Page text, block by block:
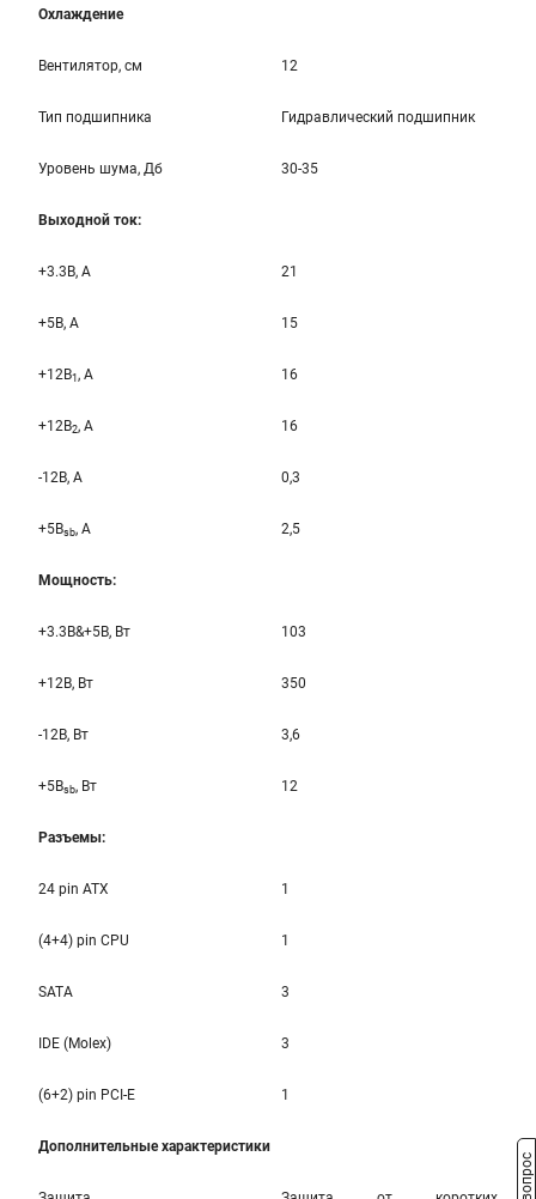
Охлаждение
Вентилятор, см 12
Тип подшипника Гидравлический подшипник
Уровень шума, Дб 30-35
Выходной ток:
+3.3B, А 21
+5B, А 15
+12B1 , A 16
+12B2, A 16
-12B, A 0,3
+5Bsb, A 2,5
Мощность:
+3.3B&+5B, Вт 103
+12B, Вт 350
-12B, Вт 3,6
+5Bsb, Вт 12
Разъемы:
24 pin ATX 1
(4+4) pin CPU 1
SATA 3
IDE (Molex) 3
(6+2) pin PCI-E 1
Дополнительные характеристики